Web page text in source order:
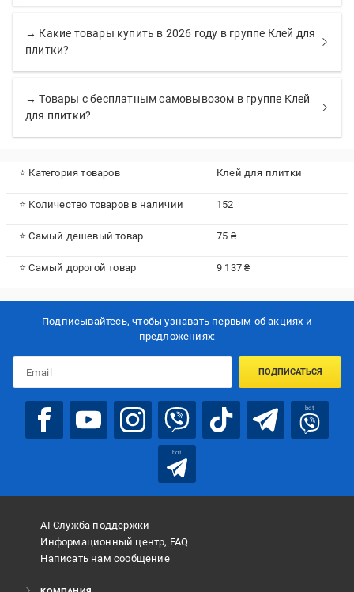
→ Какие товары купить в 2026 году в группе Клей для
плитки?
→ Товары с бесплатным самовывозом в группе Клей
для плитки?
⭐ Категория товаров Клей для плитки
⭐ Количество товаров в наличии 152
⭐ Самый дешевый товар 75 ₴
⭐ Самый дорогой товар 9 137 ₴
Подписывайтесь, чтобы узнавать первым об акцияx и
предложениях:
ПОДПИСАТЬСЯ
bot
bot
AI Служба поддержки
Информационный центр, FAQ
Написать нам сообщение